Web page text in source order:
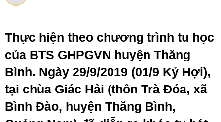
Thực hiện theo chương trình tu học
của BTS GHPGVN huyện Thăng
Bình. Ngày 29/9/2019 (01/9 Kỷ Hợi),
tại chùa Giác Hải (thôn Trà Đóa, xã
Bình Đào, huyện Thăng Bình,